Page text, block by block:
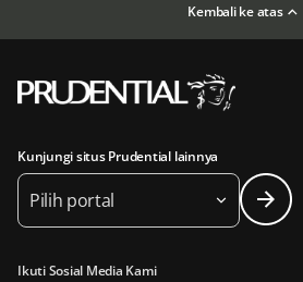
Kembali ke atas
Kunjungi situs Prudential lainnya
Pilih portal
Ikuti Sosial Media Kami